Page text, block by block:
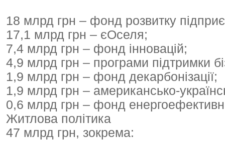
18 млрд грн – фонд розвитку
17,1 млрд грн – єОселя;
7,4 млрд грн – фонд інновацій;
4,9 млрд грн – програми підтримки
1,9 млрд грн – фонд декарбонізації;
1,9 млрд грн – американсько-
0,6 млрд грн – фонд
Житлова політика
47 млрд грн, зокрема: